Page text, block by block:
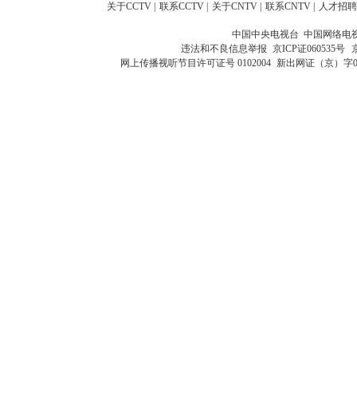
关于CCTV 联系CCTV 关于CNTV 联系CNTV 人才招聘
中国中央电视台 中国网络电
违法和不良信息举报 京ICP证060535号
网上传播视听节目许可证号 0102004 新出网证（京）